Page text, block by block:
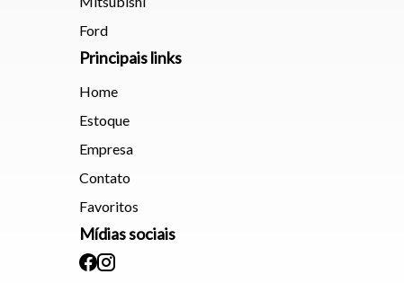
Ford
Principais links
Home
Estoque
Empresa
Contato
Favoritos
Mídias sociais